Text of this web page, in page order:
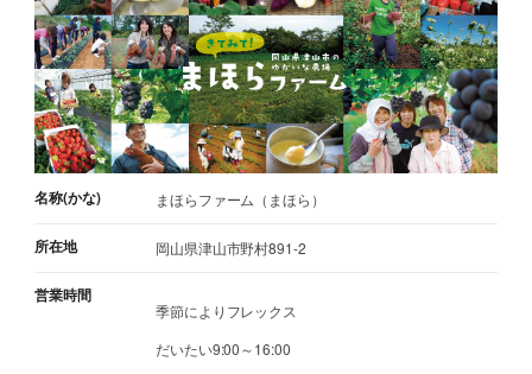
名称(かな) まほらファーム（まほら）
所在地 岡山県津山市野村891-2
営業時間
季節によりフレックス
だいたい9:00～16:00